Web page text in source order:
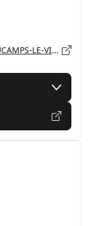
14 Rue Raymond Bouteille, 80430 BEAUCAMPS-LE-VIEUX